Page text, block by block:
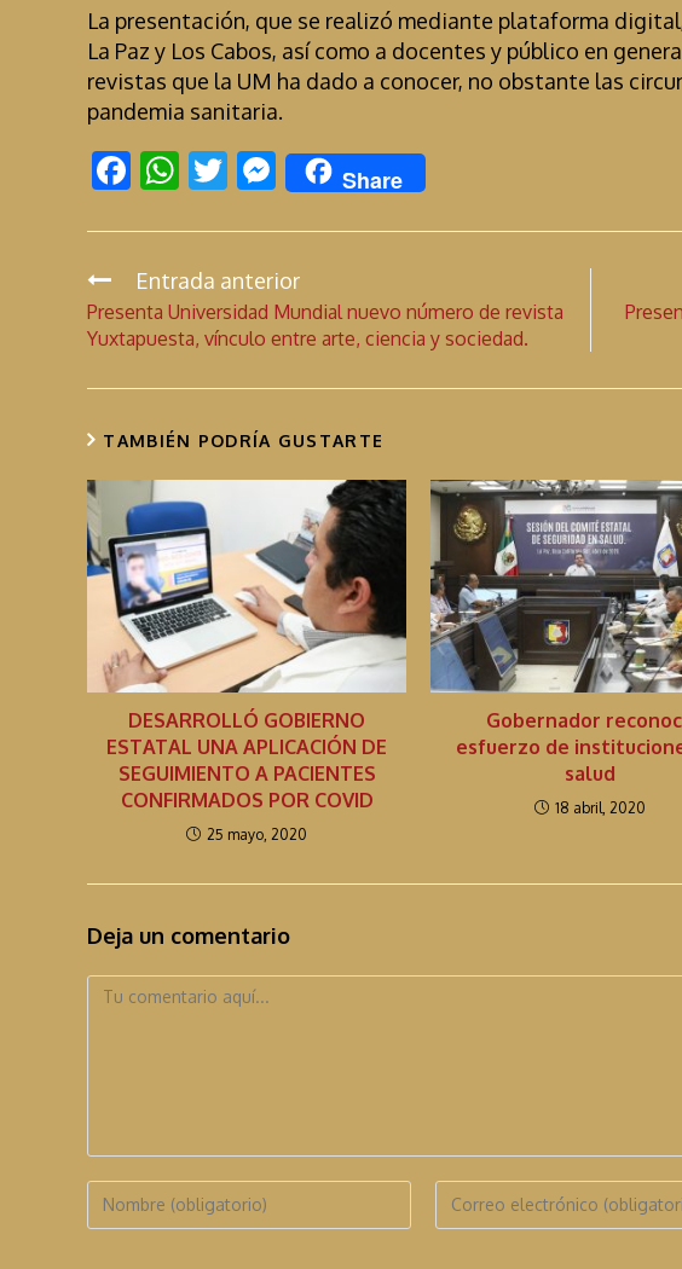
La presentación, que se realizó mediante plataforma
La Paz y Los Cabos, así como a docentes y público en
revistas que la UM ha dado a conocer, no obstante las
pandemia sanitaria.
F
e
b
o
o
k
W
at
s
A
p
p
T
itt
er
M
es
se
n
g
er
Share
C
o
n
t
n
u
a
r
l
e
Entrada anterior
Presenta Universidad Mundial nuevo número de revista
Yuxtapuesta, vínculo entre arte, ciencia y sociedad.
TAMBIÉN PODRÍA GUSTARTE
DESARROLLÓ GOBIERNO
ESTATAL UNA APLICACIÓN DE
SEGUIMIENTO A PACIENTES
CONFIRMADOS POR COVID
25 mayo, 2020
Gobernador
esfuerzo de
salud
18 abril, 2020
Deja un comentario